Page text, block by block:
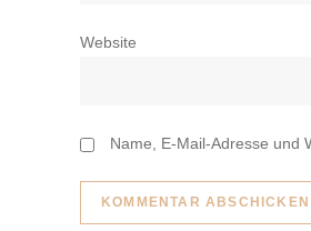
Website
Name, E-Mail-Adresse und